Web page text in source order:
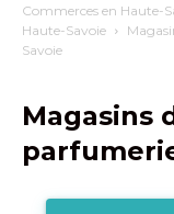
Commerces en Haute-
Haute-Savoie
Savoie
Magasins